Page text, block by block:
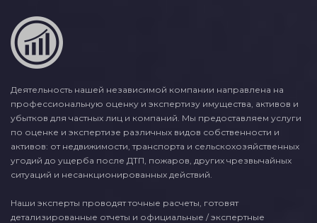
Деятельность нашей независимой компании направлена на
профессиональную оценку и экспертизу имущества, активов и
убытков для частных лиц и компаний. Мы предоставляем услуги
по оценке и экспертизе различных видов собственности и
активов: от недвижимости, транспорта и сельскохозяйственных
угодий до ущерба после ДТП, пожаров, других чрезвычайных
ситуаций и несанкционированных действий.
Наши эксперты проводят точные расчеты, готовят
детализированные отчеты и официальные / экспертные